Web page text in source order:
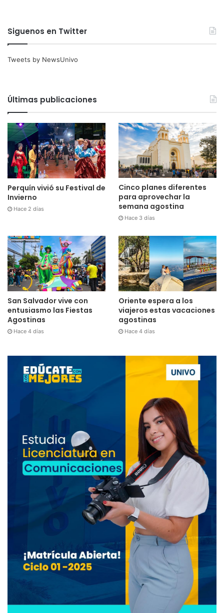
Siguenos en Twitter
Tweets by NewsUnivo
Últimas publicaciones
Perquín vivió su Festival de
Invierno
Hace 2 días
Cinco planes diferentes
para aprovechar la
semana agostina
Hace 3 días
San Salvador vive con
entusiasmo las Fiestas
Agostinas
Hace 4 días
Oriente espera a los
viajeros estas vacaciones
agostinas
Hace 4 días